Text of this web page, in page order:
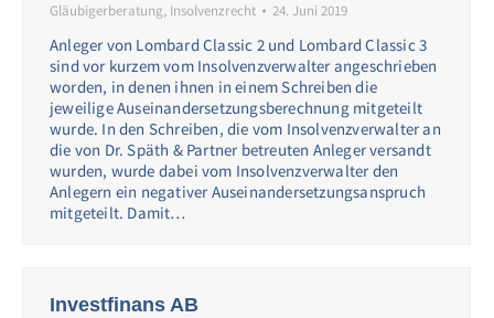
Gläubigerberatung, Insolvenzrecht 24. Juni 2019
Anleger von Lombard Classic 2 und Lombard Classic 3
sind vor kurzem vom Insolvenzverwalter angeschrieben
worden, in denen ihnen in einem Schreiben die
jeweilige Auseinandersetzungsberechnung mitgeteilt
wurde. In den Schreiben, die vom Insolvenzverwalter an
die von Dr. Späth & Partner betreuten Anleger versandt
wurden, wurde dabei vom Insolvenzverwalter den
Anlegern ein negativer Auseinandersetzungsanspruch
mitgeteilt. Damit…
Investfinans AB